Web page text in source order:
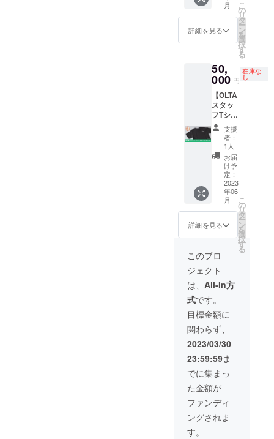
野菜が
不作の
場合あ
り ※服
い格好
で、必
要に応
じて道
具など
をご持
参くだ
さい。
※愛知県
西尾市
までの
交通
費、滞
在費は
ご負担
くださ
い。 ※
による
セルの
場合、
ご返金
はでき
かねま
す。 ※
リター
ン画像
メージ
です。
必要に
応じて
ンなど
をご持
さい。
※要保護
者同
伴。同
伴者用
貸切
テーブ
ル（6名
席）
付。
※BBQ
の食材
は海の
家で追
加購入
可能で
す。 ※
参加期
限は
2023年
9月30日
までと
なりま
す。 ※
佐久島
までの
交通
費、滞
在費は
ご負担
くださ
支援者
様都合
キャン
セルの
れない
その旨
をご記
実績報
告時に
支援者
様名を
公表希
望され
ない方
は、備
考欄に
てその
旨をお
書き添
え下さ
い。 ※
当権利
者様へ
はギフ
ドの送
付はい
たしま
せん。
※画像は
イメー
ジで
す。 ▼
かき氷
ギフト
カード
（子ど
もたち
利用
分）に
関する
注意事
項 ※か
（黒）
中段部
（リ
照）に
白色イ
ンクで
名前を
プリン
ト予定
です。
※リター
ン画像
はイ
メージ
です。T
シャツ
カラー
は変更
場合が
ありま
す。 ※T
シャツ
の作成
枚数は
最大で
50枚を
予定し
ていま
す。 ※
支援者
様へはT
シャツ
はお届
けいた
しませ
ん。 ※
し・規
定人数
を超え
ご遠慮
下さ
い。 ※5
個分の
受け渡
し方
法・ご
利用方
法に関
しまし
てはク
ラウド
ファン
ディン
グ終了
めて個
別にご
し上げ
ます。
※写真は
イメー
す。グ
ラスや
ロゴの
デザイ
ンなど
は変更
になる
場合が
ありま
す。 ※
海の家
に来る
たびに
ンディ
ング終
了後に
しま
す。 遠
方のか
たの場
合はオ
ンライ
ン、愛
知県内
などお
近くの
かたの
場合は
直接お
会いし
てのお
わせも
可能で
飲食関
係者・
資格保
有の有
齢・性
別など
は問い
ませ
ん。 ※
直接の
お打ち
合わせ
の場
合、打
ち合わ
せ場所
までの
グラス
は初回
に佐久
に店頭
にて直
ししま
す。
（6/1～
店頭に
て配布
予定）
「OLTA
」愛知
県西尾
市一色
町佐久
島前田
66 ※お
ご利用
す。 ※
当権利1
つき1名
の方が
対象と
なりま
す。グ
使い回
し・複
のご利
用はご
さい。
フのT
シャツ
にスポ
ンサー
名・団
体名な
どを印
字する
ことが
できま
す。限
定9枠の
み。 ロ
ゴデー
タのご
用意が
可能な
場合は
ロゴ
マーク
の印字
ご支援
考欄に
印字ご
希望の
社名
（ロゴ
データ
の有
無）を
添えく
ださ
い。 ※
ロゴ
データ
をお持
ちの場
月
詳細を見る
こ
の
リ
タ
ー
ン
を
選
択
す
る
50,
000 円
在庫な
し
【OLTA
スタッ
フTシャ
ツスポ
ンサー
権利
（大）
家OLTA
で働く
スタッ
フのT
シャツ
にスポ
ンサー
企業
名・団
体名な
どを印
字する
ことが
できま
す。限
定1社の
み。 ロ
ゴデー
タのご
用意が
可能な
場合は
ロゴ
マーク
の印字
支援
者：
1人
お届
け予
定：
2023
年06
月
詳細を見る
こ
の
リ
タ
ー
ン
を
選
択
す
る
このプロ
ジェクト
は、 All-In方
式です。
目標金額に
関わらず、
2023/03/30
23:59:59ま
でに集まっ
た金額が
ファンディ
ングされま
す。